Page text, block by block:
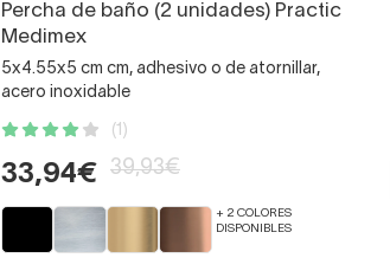
Percha de baño (2 unidades) Practic
Medimex
5x4.55x5 cm cm, adhesivo o de atornillar,
acero inoxidable
(1)
33,94€ 39,93€
+ 2 COLORES
DISPONIBLES